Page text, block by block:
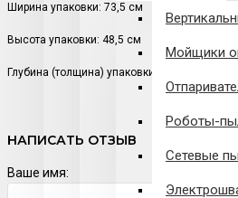
Мойщики
Роботы-
Сетевые
Ширина упаковки: 73,5 см
Высота упаковки: 48,5 см
Глубина (толщина) упаковки: 36 кг
НАПИСАТЬ ОТЗЫВ
Ваше имя: